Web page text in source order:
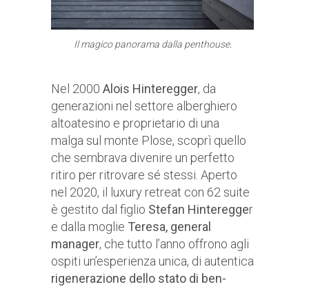
Il magico panorama dalla penthouse.
Nel 2000 Alois Hinteregger, da
generazioni nel settore alberghiero
altoatesino e proprietario di una
malga sul monte Plose, scoprì quello
che sembrava divenire un perfetto
ritiro per ritrovare sé stessi. Aperto
nel 2020, il luxury retreat con 62 suite
è gestito dal figlio Stefan Hinteregger
e dalla moglie Teresa, general
manager, che tutto l’anno offrono agli
ospiti un’esperienza unica, di autentica
rigenerazione dello stato di ben-